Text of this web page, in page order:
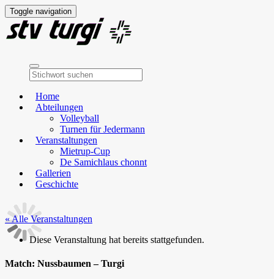
Toggle navigation
Home
Abteilungen
Volleyball
Turnen für Jedermann
Veranstaltungen
Mietrup-Cup
De Samichlaus chonnt
Gallerien
Geschichte
« Alle Veranstaltungen
Diese Veranstaltung hat bereits stattgefunden.
Match: Nussbaumen – Turgi